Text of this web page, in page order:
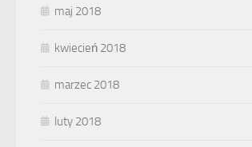
maj 2018
kwiecień 2018
marzec 2018
luty 2018